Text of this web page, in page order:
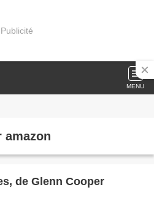
Publicité
MENU
amazon
de Glenn Cooper